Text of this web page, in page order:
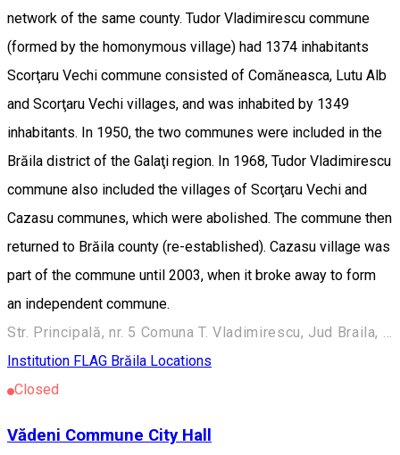
network of the same county. Tudor Vladimirescu commune
(formed by the homonymous village) had 1374 inhabitants
Scorţaru Vechi commune consisted of Comăneasca, Lutu Alb
and Scorţaru Vechi villages, and was inhabited by 1349
inhabitants. In 1950, the two communes were included in the
Brăila district of the Galaţi region. In 1968, Tudor Vladimirescu
commune also included the villages of Scorţaru Vechi and
Cazasu communes, which were abolished. The commune then
returned to Brăila county (re-established). Cazasu village was
part of the commune until 2003, when it broke away to form
an independent commune.
Str. Principală, nr. 5 Comuna T. Vladimirescu, Jud Braila, Brăila, Romania
Institution FLAG Brăila Locations
Closed
Vădeni Commune City Hall